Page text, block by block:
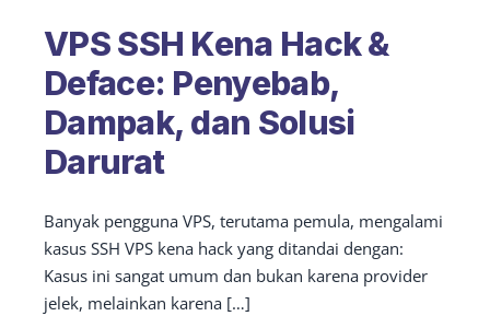
VPS SSH Kena Hack &
Deface: Penyebab,
Dampak, dan Solusi
Darurat
Banyak pengguna VPS, terutama pemula, mengalami
kasus SSH VPS kena hack yang ditandai dengan:
Kasus ini sangat umum dan bukan karena provider
jelek, melainkan karena […]